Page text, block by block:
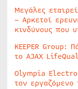
Μεγάλες
– Αρκετοί
κινδύνους που
KEEPER Group:
το AJAX
Olympia
τον εργαζόμενο